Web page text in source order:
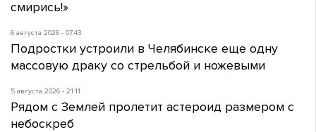
смирись!»
6 августа 2026 - 07:43
Подростки устроили в Челябинске еще одну
массовую драку со стрельбой и ножевыми
5 августа 2026 - 21:11
Рядом с Землей пролетит астероид размером с
небоскреб